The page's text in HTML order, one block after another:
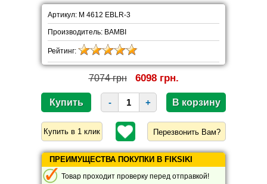
Артикул: M 4612 EBLR-3
Производитель: BAMBI
Рейтинг:
7074 грн 6098 грн.
- +
Перезвонить Вам?
ПРЕИМУЩЕСТВА ПОКУПКИ В FIKSIKI
Товар проходит проверку перед отправкой!